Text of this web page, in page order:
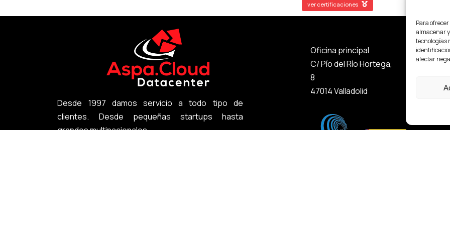
Para
almacenar
tecnologías
afectar
ver certificaciones
Desde 1997 damos servicio a todo tipo de
clientes. Desde pequeñas startups hasta
grandes multinacionales
Oficina principal
C/ Pío del Río Hortega,
8
47014 Valladolid
Oficina
Calle
28022